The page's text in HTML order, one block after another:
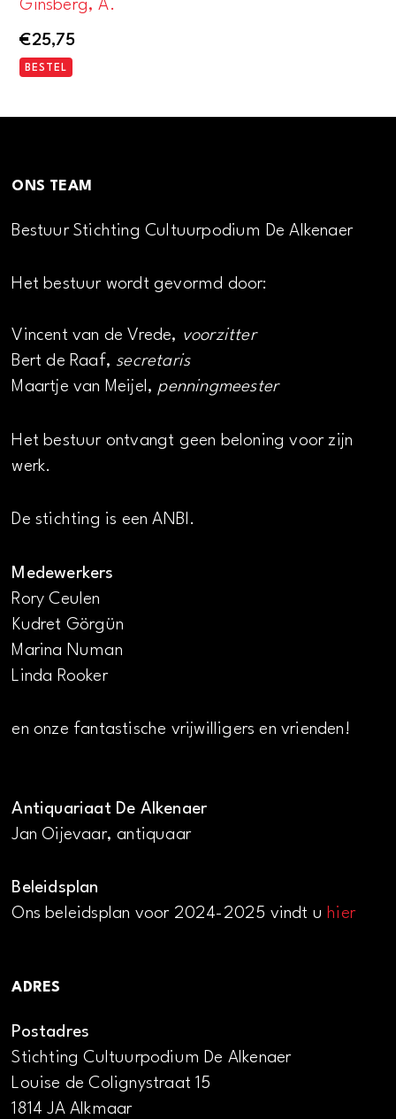
Ginsberg, A.
€25,75
BESTEL
ONS TEAM
Bestuur Stichting Cultuurpodium De Alkenaer
Het bestuur wordt gevormd door:
Vincent van de Vrede, voorzitter
Bert de Raaf, secretaris
Maartje van Meijel, penningmeester
Het bestuur ontvangt geen beloning voor zijn
werk.
De stichting is een ANBI.
Medewerkers
Rory Ceulen
Kudret Görgün
Marina Numan
Linda Rooker
en onze fantastische vrijwilligers en vrienden!
Antiquariaat De Alkenaer
Jan Oijevaar, antiquaar
Beleidsplan
Ons beleidsplan voor 2024-2025 vindt uhier
ADRES
Postadres
Stichting Cultuurpodium De Alkenaer
Louise de Colignystraat 15
1814 JA Alkmaar